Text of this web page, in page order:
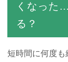
くなった
る？
短時間に何度